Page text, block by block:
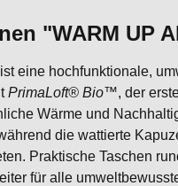
"WARM UP
ist eine hochfunktionale,
PrimaLoft® Bio™, der
Wärme und
die wattierte
Praktische Taschen
für alle